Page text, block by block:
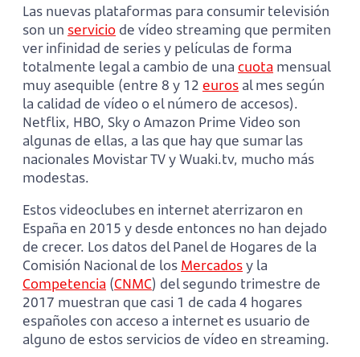
Las nuevas plataformas para consumir televisión
son un servicio de vídeo streaming que permiten
ver infinidad de series y películas de forma
totalmente legal a cambio de una cuota mensual
muy asequible (entre 8 y 12 euros al mes según
la calidad de vídeo o el número de accesos).
Netflix, HBO, Sky o Amazon Prime Video son
algunas de ellas, a las que hay que sumar las
nacionales Movistar TV y Wuaki.tv, mucho más
modestas.
Estos videoclubes en internet aterrizaron en
España en 2015 y desde entonces no han dejado
de crecer. Los datos del Panel de Hogares de la
Comisión Nacional de los Mercadosy la
Competencia (CNMC) del segundo trimestre de
2017 muestran que casi 1 de cada 4 hogares
españoles con acceso a internet es usuario de
alguno de estos servicios de vídeo en streaming.